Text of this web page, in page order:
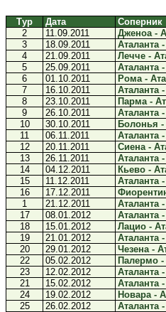
Тур Дата Соперник
2
11.09.2011 Дженоа -
3
18.09.2011 Аталанта
4
21.09.2011 Лечче -
5
25.09.2011 Аталанта
6
01.10.2011 Рома -
7
16.10.2011
Аталанта
8
23.10.2011 Парма -
9
26.10.2011 Аталанта
10
30.10.2011 Болонья -
11
06.11.2011 Аталанта
12
20.11.2011 Сиена -
13
26.11.2011 Аталанта
14
04.12.2011
Кьево -
15
11.12.2011 Аталанта
16
17.12.2011
1
21.12.2011 Аталанта
17
08.01.2012
Аталанта
18
15.01.2012
Лацио -
19
21.01.2012
Аталанта
20
29.01.2012
Чезена -
22
05.02.2012 Палермо -
23
12.02.2012
Аталанта
21
15.02.2012 Аталанта
24
19.02.2012
Новара -
25
26.02.2012 Аталанта